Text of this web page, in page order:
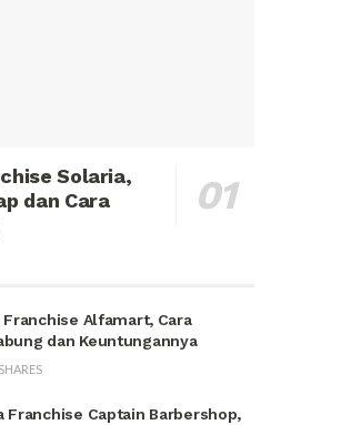
Solaria,
dan Cara
Franchise Alfamart, Cara
dan Keuntungannya
Franchise Captain Barbershop,